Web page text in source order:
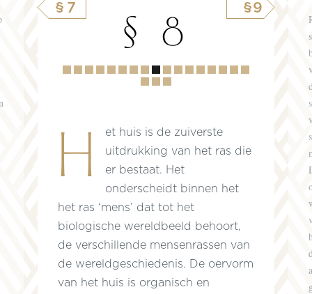
§7 §9
§ 8
Hoofdstuk
1 2 3 4 5 6 7 8 9 10 11 12 13 14 15
17 18
Het huis is de zuiverste
uitdrukking van het ras die
er bestaat. Het
onderscheidt binnen het
het ras ‘mens’ dat tot het
biologische wereldbeeld behoort,
de verschillende mensenrassen van
de wereldgeschiedenis. De oervorm
van het huis is organisch en